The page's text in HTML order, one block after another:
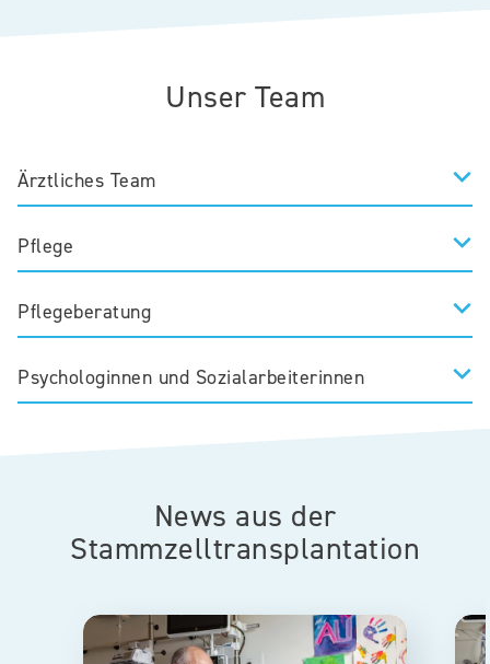
Unser Team
Ärztliches Team
Pflege
Pflegeberatung
Psychologinnen und Sozialarbeiterinnen
News aus der
Stammzelltransplantation